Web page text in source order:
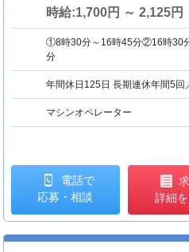
時給:1,700円 ～ 2,125円
①8時30分～16時45分②16時30
分
年間休日125日 長期連休年間5
マシンオペレーター
電話で
応募・相談
詳細